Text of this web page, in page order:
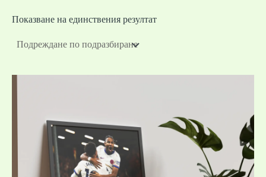
Показване на единствения резултат
39,10 лв.
through
39,99 €
78,21 лв.